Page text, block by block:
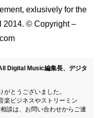
exlusively for the
2014. © Copyright –
Digital Music編集長、デジタ
とうございました。
楽ビジネスやストリーミン
談は、お問い合わせからご連